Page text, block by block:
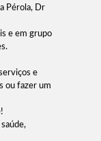
Pérola, Dr
e em grupo
e
ou fazer um